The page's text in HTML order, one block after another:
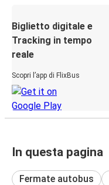
Biglietto digitale e
Tracking in tempo
reale
Scopri l’app di FlixBus
In questa pagina
Fermate autobus